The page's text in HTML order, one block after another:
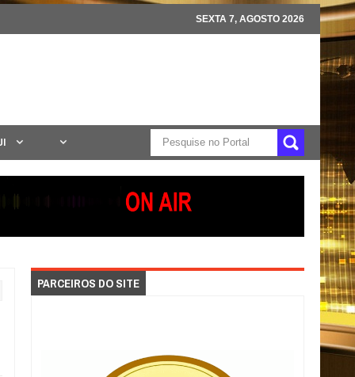
SEXTA 7, AGOSTO 2026
PARCEIROS DO SITE